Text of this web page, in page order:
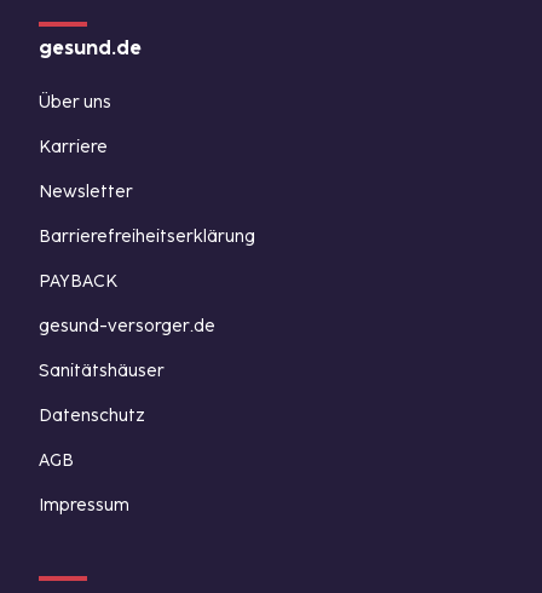
gesund.de
Über uns
Karriere
Newsletter
Barrierefreiheitserklärung
PAYBACK
gesund-versorger.de
Sanitätshäuser
Datenschutz
AGB
Impressum